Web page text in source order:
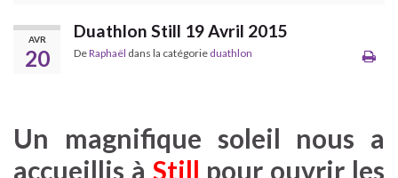
AVR
20
Duathlon Still 19 Avril 2015
DeRaphaël dans la catégorie duathlon
Un magnifique soleil nous a
accueillis à Still pour ouvrir les